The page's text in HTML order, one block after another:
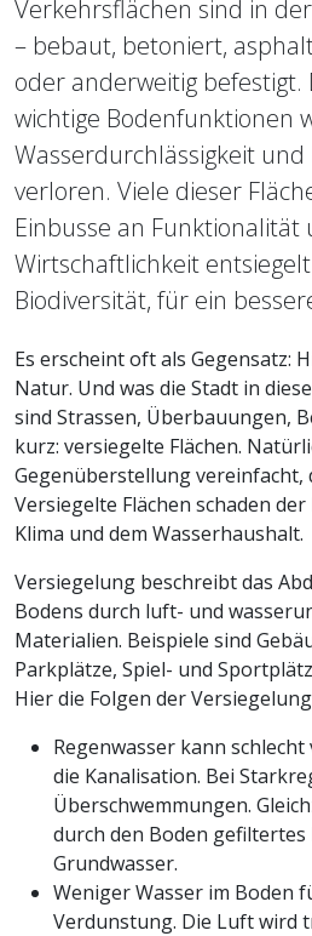
Verkehrsflächen sind in
– bebaut, betoniert,
oder anderweitig befestigt.
wichtige Bodenfunktionen
Wasserdurchlässigkeit
verloren. Viele dieser
Einbusse an Funktionalität
Wirtschaftlichkeit
Biodiversität, für ein
Es erscheint oft als Gegensatz:
Natur. Und was die Stadt in
sind Strassen, Überbauungen,
kurz: versiegelte Flächen.
Gegenüberstellung vereinfacht,
Versiegelte Flächen schaden
Klima und dem Wasserhaushalt.
Versiegelung beschreibt das
Bodens durch luft- und
Materialien. Beispiele sind
Parkplätze, Spiel- und
Hier die Folgen der
Regenwasser kann
die Kanalisation. Bei
Überschwemmungen.
durch den Boden gefiltertes
Grundwasser.
Weniger Wasser im Boden
Verdunstung. Die Luft wird